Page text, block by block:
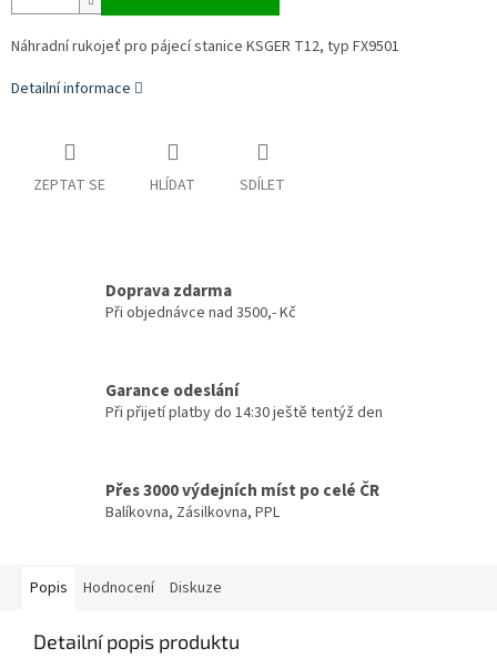
Náhradní rukojeť pro pájecí stanice KSGER T12, typ FX9501
Detailní informace
ZEPTAT SE HLÍDAT SDÍLET
Doprava zdarma
Při objednávce nad 3500,- Kč
Garance odeslání
Při přijetí platby do 14:30 ještě tentýž den
Přes 3000 výdejních míst po celé ČR
Balíkovna, Zásilkovna, PPL
Popis Hodnocení Diskuze
Detailní popis produktu